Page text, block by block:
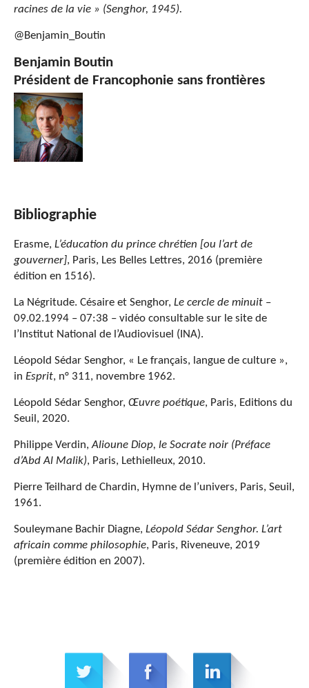
racines de la vie » (Senghor, 1945).
@Benjamin_Boutin
Benjamin Boutin
Président de Francophonie sans frontières
Bibliographie
Erasme, L’éducation du prince chrétien [ou l’art de
gouverner], Paris, Les Belles Lettres, 2016 (première
édition en 1516).
La Négritude. Césaire et Senghor, Le cercle de minuit –
09.02.1994 – 07:38 – vidéo consultable sur le site de
l’Institut National de l’Audiovisuel (INA).
Léopold Sédar Senghor, « Le français, langue de culture »,
in Esprit, n° 311, novembre 1962.
Léopold Sédar Senghor, Œuvre poétique, Paris, Editions du
Seuil, 2020.
Philippe Verdin, Alioune Diop, le Socrate noir (Préface
d’Abd Al Malik), Paris, Lethielleux, 2010.
Pierre Teilhard de Chardin, Hymne de l’univers, Paris, Seuil,
1961.
Souleymane Bachir Diagne, Léopold Sédar Senghor. L’art
africain comme philosophie, Paris, Riveneuve, 2019
(première édition en 2007).